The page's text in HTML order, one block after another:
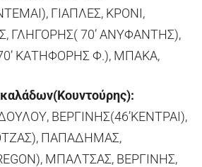
ΓΙΑΠΛΕΣ, ΚΡΟΝΙ,
ΓΛΗΓΟΡΗΣ( 70’ ΑΝΥΦΑΝΤΗΣ),
ΚΑΤΗΦΟΡΗΣ Φ.), ΜΠΑΚΑ,
ΒΕΡΓΙΝΗΣ(46’ΚΕΝΤΡΑΙ),
ΠΑΠΑΔΗΜΑΣ,
ΜΠΑΛΤΣΑΣ, ΒΕΡΓΙΝΗΣ,